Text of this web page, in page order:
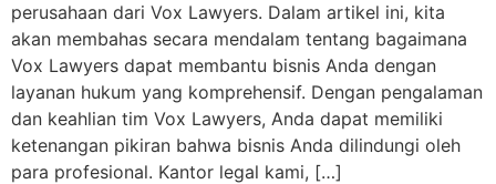
perusahaan dari Vox Lawyers. Dalam artikel ini, kita
akan membahas secara mendalam tentang bagaimana
Vox Lawyers dapat membantu bisnis Anda dengan
layanan hukum yang komprehensif. Dengan pengalaman
dan keahlian tim Vox Lawyers, Anda dapat memiliki
ketenangan pikiran bahwa bisnis Anda dilindungi oleh
para profesional. Kantor legal kami, […]